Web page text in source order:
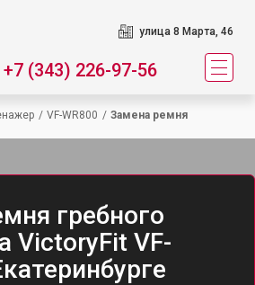
улица 8 Марта, 46
+7 (343) 226-97-56
/ VF-WR800 / Замена ремня
гребного
VictoryFit VF-